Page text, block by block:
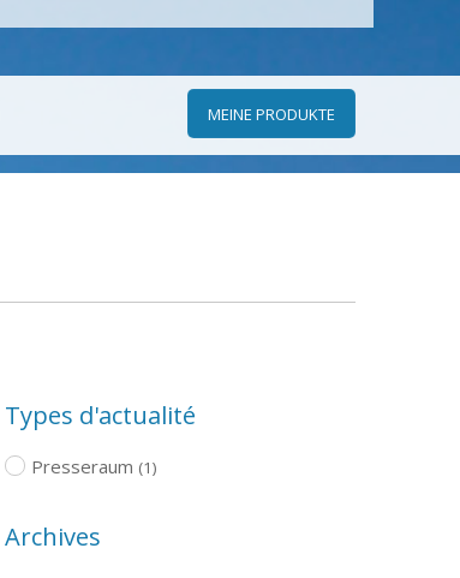
MEINE PRODUKTE
Types d'actualité
Presseraum (1)
Archives